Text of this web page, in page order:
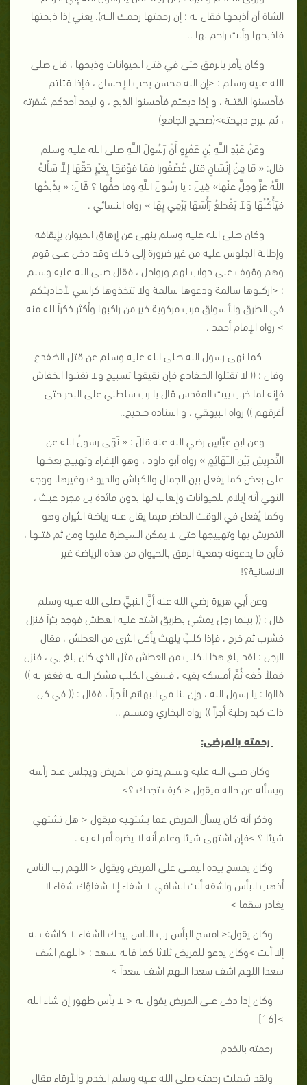
الشاة أن أذبحها فقال له : إن رحمتها رحمك الله). يعني إذا ذبحتها
فاذبحها وأنت راحم لها ..
وكان يأمر بالرفق حتى في قتل الحيوانات وذبحها ، قال صلى
الله عليه وسلم : <إن الله محسن يحب الإحسان ، فإذا قتلتم
فأحسنوا القتلة ، و إذا ذبحتم فأحسنوا الذبح ، و ليحد أحدكم شفرته
، ثم ليرح ذبيحته>(صحيح الجامع)
وعَنْ عَبْدِ اللَّهِ بْنِ عَمْرٍو أَنَّ رَسُولَ اللَّهِ صلى الله عليه وسلم
قَالَ: « مَا مِنْ إنْسَانٍ قَتَلَ عُصْفُورا فَمَا فَوْقَهَا بِغَيْرِ حَقِّهَا إلاَّ سَأَلَهُ
اللَّهُ عَزَّ وَجَلَّ عَنْهَا» قِيلَ : يَا رَسُولَ اللَّهِ وَمَا حَقُّهَا ؟ قَالَ: « يَذْبَحُهَا
فَيَأْكُلُهَا وَلاَ يَقْطَعُ رَأْسَهَا يَرْمِي بِهَا » رواه النسائي .
وكان صلى الله عليه وسلم ينهى عن إرهاق الحيوان بإيقافه
وإطالة الجلوس عليه من غير ضرورة إلى ذلك وقد دخل على قوم
وهم وقوف على دواب لهم ورواحل ، فقال صلى الله عليه وسلم
: <اركبوها سالمة ودعوها سالمة ولا تتخذوها كراسي لأحاديثكم
في الطرق والأسواق فرب مركوبة خير من راكبها وأكثر ذكراً لله منه
> رواه الإمام أحمد .
كما نهى رسول الله صلى الله عليه وسلم عن قتل الضفدع
وقال : (( لا تقتلوا الضفادع فإن نقيقها تسبيح ولا تقتلوا الخفاش
فإنه لما خرب بيت المقدس قال يا رب سلطني على البحر حتى
أغرقهم )) رواه البيهقي ، و اسناده صحيح..
وعن ابنِ عبَّاسٍ رضي الله عنه قالَ : « نَهَى رسولُ الله عن
التَّحرِيشِ بَيْنَ البَهَائِمِ » رواه أبو داود ، وهو الإغراء وتهييج بعضها
على بعض كما يفعل بين الجمال والكباش والديوك وغيرها. ووجه
النهي أنه إيلام للحيوانات وإلعاب لها بدون فائدة بل مجرد عبث ،
وكما يُفعل في الوقت الحاضر فيما يقال عنه رياضة الثيران وهو
التحريش بها وتهييجها حتى لا يمكن السيطرة عليها ومن ثم قتلها ،
فأين ما يدعونه جمعية الرفق بالحيوان من هذه الرياضة غير
الانسانية؟!
وعن أبي هريرة رضي الله عنه أنَّ النبيَّ صلى الله عليه وسلم
قال : (( بينما رجل يمشي بطريق اشتد عليه العطش فوجد بئراً فنزل
فشرب ثم خرج ، فإذا كلبٌ يلهث يأكل الثرى من العطش ، فقال
الرجل : لقد بلغ هذا الكلب من العطش مثل الذي كان بلغ بي ، فنزل
فملأ خُفه ثُمَّ أمسكه بفيه ، فسقى الكلب فشكر الله له فغفر له ))
قالوا : يا رسول الله ، وإن لنا في البهائم لأجراً ، فقال : (( في كل
ذات كبد رطبة أجراً )) رواه البخاري ومسلم ..
رحمته بالمرضى:
وكان صلى الله عليه وسلم يدنو من المريض ويجلس عند رأسه
ويسأله عن حاله فيقول < كيف تجدك ؟>
وذكر أنه كان يسأل المريض عما يشتهيه فيقول < هل تشتهي
شيئا ؟ >فإن اشتهى شيئا وعلم أنه لا يضره أمر له به .
وكان يمسح بيده اليمنى على المريض ويقول < اللهم رب الناس
أذهب البأس واشفه أنت الشافي لا شفاء إلا شفاؤك شفاء لا
يغادر سقما >
وكان يقول:< امسح البأس رب الناس بيدك الشفاء لا كاشف له
إلا أنت >وكان يدعو للمريض ثلاثا كما قاله لسعد : <اللهم اشف
سعدا اللهم اشف سعدا اللهم اشف سعداً >
وكان إذا دخل على المريض يقول له < لا بأس طهور إن شاء الله
>[16]
رحمته بالخدم
ولقد شملت رحمته صلى الله عليه وسلم الخدم والأرقاء فقال